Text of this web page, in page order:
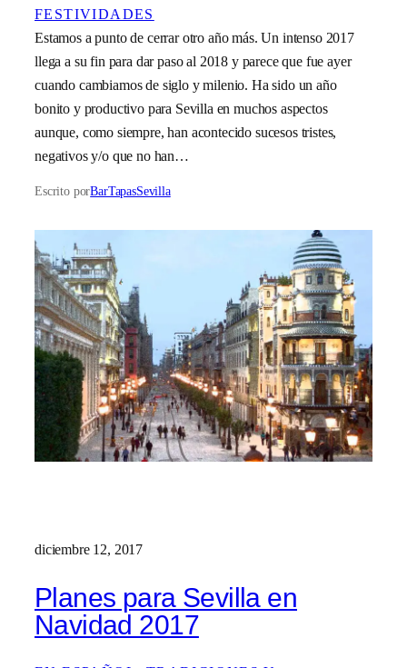
FESTIVIDADES
Estamos a punto de cerrar otro año más. Un intenso 2017
llega a su fin para dar paso al 2018 y parece que fue ayer
cuando cambiamos de siglo y milenio. Ha sido un año
bonito y productivo para Sevilla en muchos aspectos
aunque, como siempre, han acontecido sucesos tristes,
negativos y/o que no han…
Escrito porBarTapasSevilla
diciembre 12, 2017
Planes para Sevilla en
Navidad 2017